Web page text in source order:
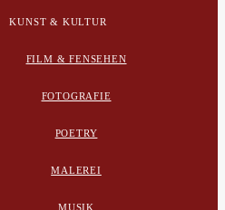
KUNST & KULTUR
FILM & FENSEHEN
FOTOGRAFIE
POETRY
MALEREI
MUSIK